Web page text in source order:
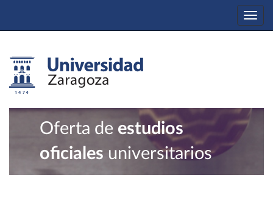
Oferta de estudios
oficiales universitarios